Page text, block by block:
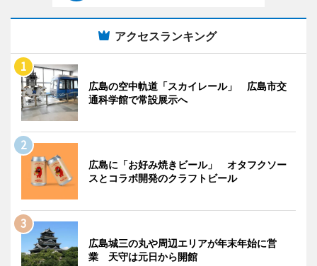
アクセスランキング
広島の空中軌道「スカイレール」 広島市交
通科学館で常設展示へ
広島に「お好み焼きビール」 オタフクソー
スとコラボ開発のクラフトビール
広島城三の丸や周辺エリアが年末年始に営
業 天守は元日から開館